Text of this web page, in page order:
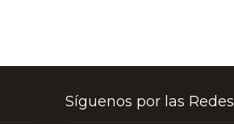
Síguenos por las Redes